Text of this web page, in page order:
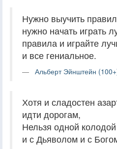
Нужно выучить
нужно начать играть
правила и играйте
и все гениальное.
Альберт Эйнштейн
Хотя и сладостен
идти дорогам,
Нельзя одной колодой
и с Дьяволом и с